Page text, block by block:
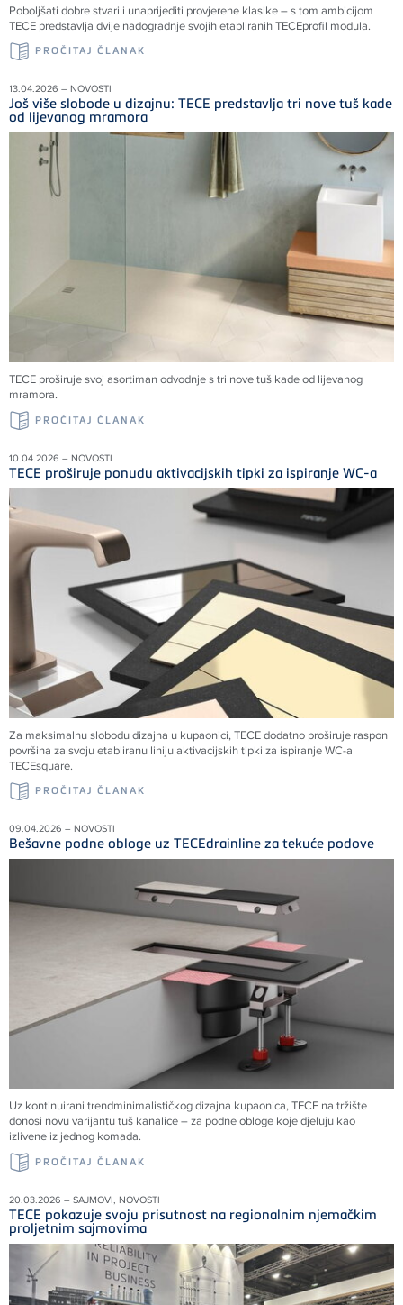
Poboljšati dobre stvari i unaprijediti provjerene klasike – s tom ambicijom
TECE predstavlja dvije nadogradnje svojih etabliranih TECEprofil modula.
PROČITAJ ČLANAK
13.04.2026 – NOVOSTI
Još više slobode u dizajnu: TECE predstavlja tri nove tuš kade
od lijevanog mramora
TECE proširuje svoj asortiman odvodnje s tri nove tuš kade od lijevanog
mramora.
PROČITAJ ČLANAK
10.04.2026 – NOVOSTI
TECE proširuje ponudu aktivacijskih tipki za ispiranje WC-a
Za maksimalnu slobodu dizajna u kupaonici, TECE dodatno proširuje raspon
površina za svoju etabliranu liniju aktivacijskih tipki za ispiranje WC-a
TECEsquare.
PROČITAJ ČLANAK
09.04.2026 – NOVOSTI
Bešavne podne obloge uz TECEdrainline za tekuće podove
Uz kontinuirani trendminimalističkog dizajna kupaonica, TECE na tržište
donosi novu varijantu tuš kanalice – za podne obloge koje djeluju kao
izlivene iz jednog komada.
PROČITAJ ČLANAK
20.03.2026 – SAJMOVI, NOVOSTI
TECE pokazuje svoju prisutnost na regionalnim njemačkim
proljetnim sajmovima